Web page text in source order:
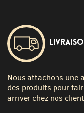
Nous attachons une
des produits pour
arriver chez nos